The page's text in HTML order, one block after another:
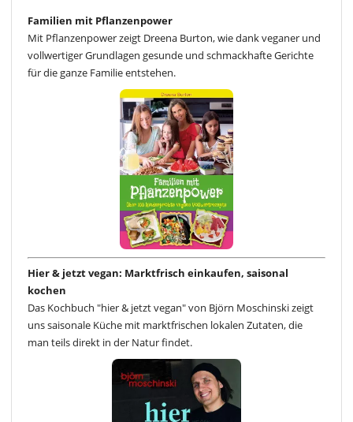
Familien mit Pflanzenpower
Mit Pflanzenpower zeigt Dreena Burton, wie dank veganer und
vollwertiger Grundlagen gesunde und schmackhafte Gerichte
für die ganze Familie entstehen.
Hier & jetzt vegan: Marktfrisch einkaufen, saisonal
kochen
Das Kochbuch "hier & jetzt vegan" von Björn Moschinski zeigt
uns saisonale Küche mit marktfrischen lokalen Zutaten, die
man teils direkt in der Natur findet.